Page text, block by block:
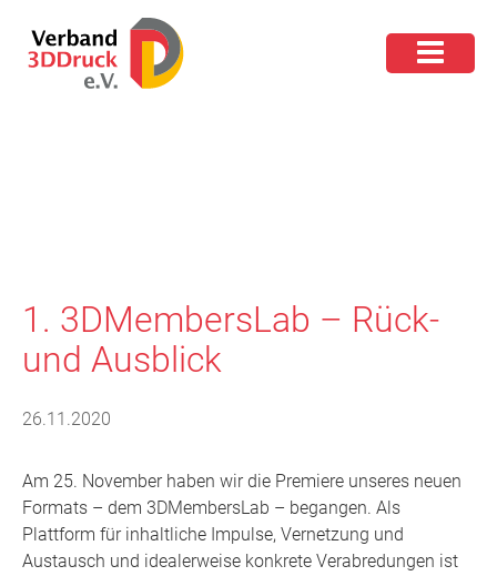
1. 3DMembersLab – Rück-
und Ausblick
26.11.2020
Am 25. November haben wir die Premiere unseres neuen
Formats – dem 3DMembersLab – begangen. Als
Plattform für inhaltliche Impulse, Vernetzung und
Austausch und idealerweise konkrete Verabredungen ist